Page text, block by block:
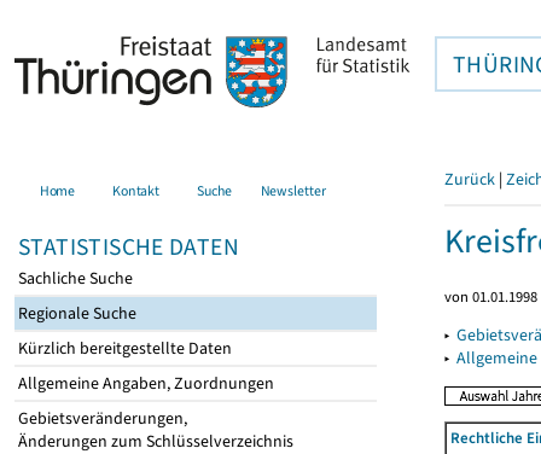
Home Kontakt Suche Newsletter
STATISTISCHE DATEN
Sachliche Suche
Regionale Suche
Kürzlich bereitgestellte Daten
Allgemeine Angaben, Zuordnungen
Gebietsveränderungen,
Änderungen zum Schlüsselverzeichnis
Zurück |
von
▸
▸
Rechtliche